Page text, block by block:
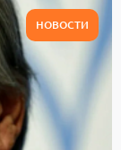
НОВОСТИ